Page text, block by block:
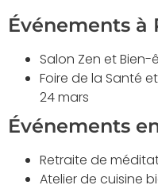
Événements à
Salon Zen et Bien-
Foire de la Santé
24 mars
Événements
Retraite de
Atelier de cuisine